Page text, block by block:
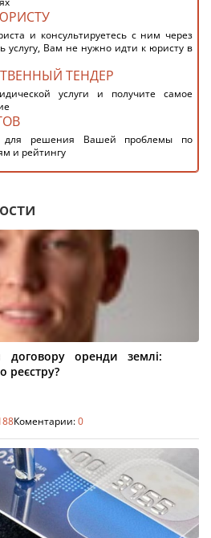
и консультируетесь с ним через
услугу, Вам не нужно идти к юристу в
ТЕНДЕР
услуги и получите самое
для решения Вашей проблемы по
и рейтингу
договору оренди землі:
реєстру?
Коментарии:0